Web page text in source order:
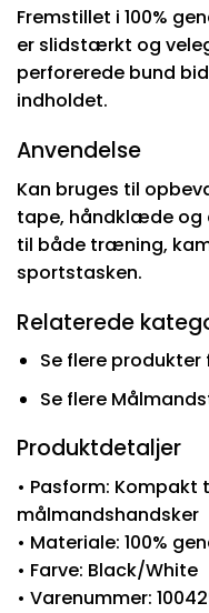
Fremstillet i 100%
er slidstærkt og
perforerede bund
indholdet.
Anvendelse
Kan bruges til
tape, håndklæde og
til både træning,
sportstasken.
Relaterede
Se flere produkter
Se flere
Produktdetaljer
• Pasform:
målmandshandsker
• Materiale: 100%
• Farve: Black/White
• Varenummer: